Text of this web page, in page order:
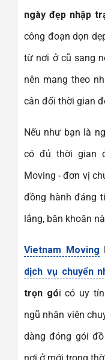
ngày đẹp nhập
công đoạn dọn
từ nơi ở cũ sang
nên mang theo
cân đối thời gian
Nếu như bạn là
có đủ thời gian
Moving - đơn vị
đồng hành đáng
lắng, băn khoăn
Vietnam Moving
dịch vụ chuyển
trọn gói có uy
ngũ nhân viên
dàng đóng gói